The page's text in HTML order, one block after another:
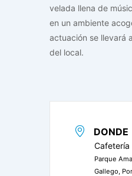
velada llena de
en un ambiente
actuación se llevará
del local.
DONDE
Cafetería
Parque
Gallego,